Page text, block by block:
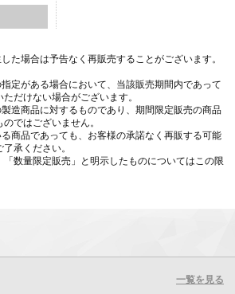
た場合は予告なく再販売することがございます。
定がある場合において、当該販売期間内であって
だけない場合がございます。
造商品に対するものであり、期間限定販売の商品
ではございません。
商品であっても、お客様の承諾なく再販する可能
承ください。
数量限定販売」と明示したものについてはこの限
一覧を見る